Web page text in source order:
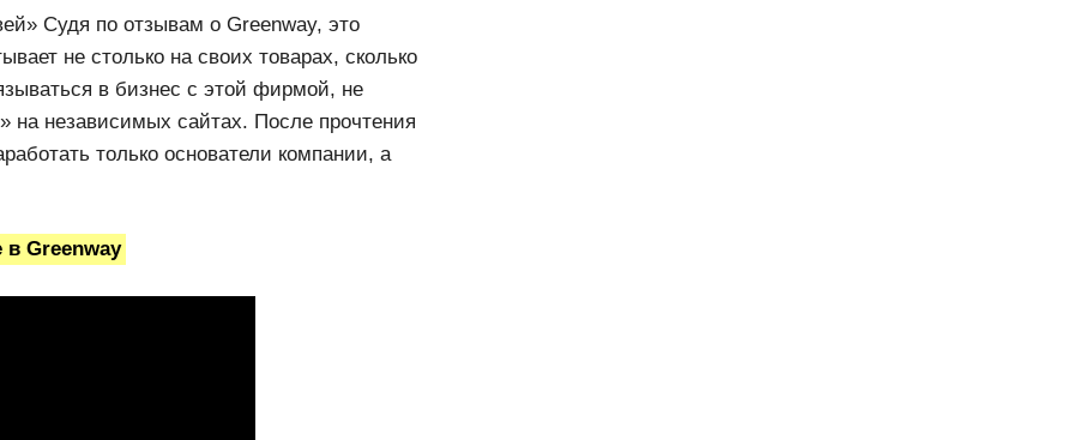
Судя по отзывам о Greenway, это
не столько на своих товарах, сколько
в бизнес с этой фирмой, не
на независимых сайтах. После прочтения
только основатели компании, а
Greenway